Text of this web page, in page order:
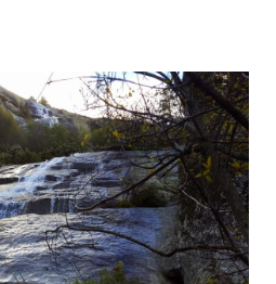
de Madrid y sus
cuenta propia al punto